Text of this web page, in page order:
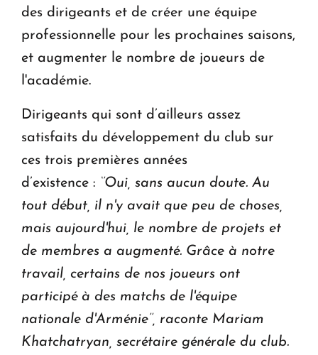
des dirigeants et de créer une équipe
professionnelle pour les prochaines saisons,
et augmenter le nombre de joueurs de
l'académie.
Dirigeants qui sont d’ailleurs assez
satisfaits du développement du club sur
ces trois premières années
d’existence : ‘’Oui, sans aucun doute. Au
tout début, il n'y avait que peu de choses,
mais aujourd'hui, le nombre de projets et
de membres a augmenté. Grâce à notre
travail, certains de nos joueurs ont
participé à des matchs de l'équipe
nationale d'Arménie’’, raconte Mariam
Khatchatryan, secrétaire générale du club.